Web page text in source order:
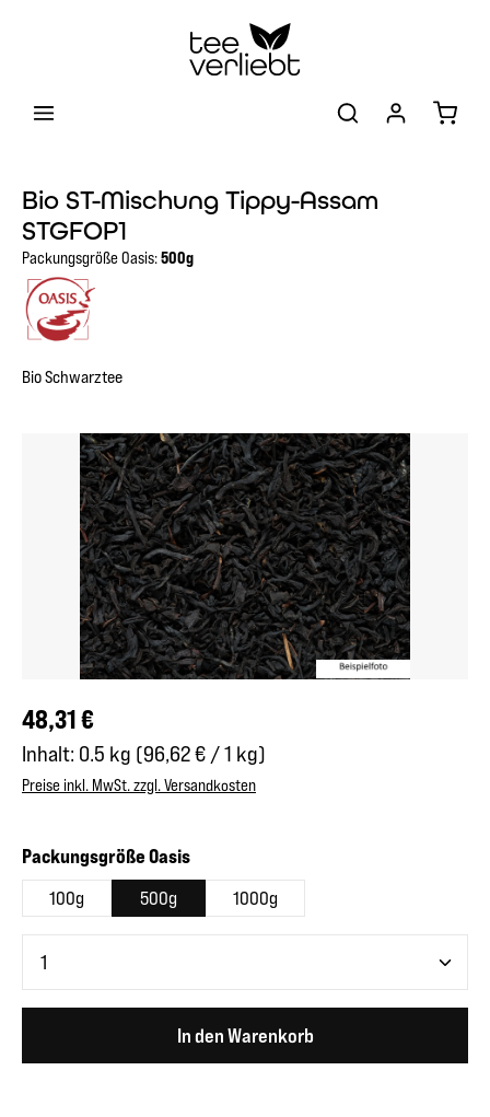
Bio ST-Mischung Tippy-Assam
STGFOP1
Packungsgröße Oasis:500g
Bio Schwarztee
Bildergalerie überspringen
Regulärer Preis:
48,31 €
Inhalt: 0.5 kg (96,62 € / 1 kg)
Preise inkl. MwSt. zzgl. Versandkosten
Packungsgröße Oasisauswählen
100g 500g 1000g
In den Warenkorb